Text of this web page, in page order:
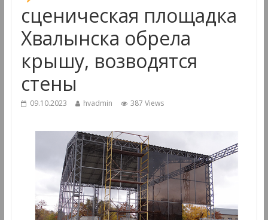
сценическая площадка
Хвалынска обрела
крышу, возводятся
стены
09.10.2023 hvadmin 387 Views